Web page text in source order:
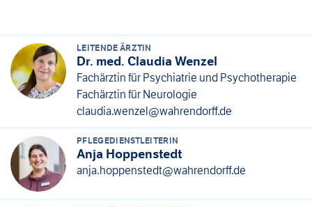
LEITENDE ÄRZTIN
Dr. med. Claudia Wenzel
Fachärztin für Psychiatrie und Psychotherapie
Fachärztin für Neurologie
claudia.wenzel@wahrendorff.de
PFLEGEDIENSTLEITERIN
Anja Hoppenstedt
anja.hoppenstedt@wahrendorff.de